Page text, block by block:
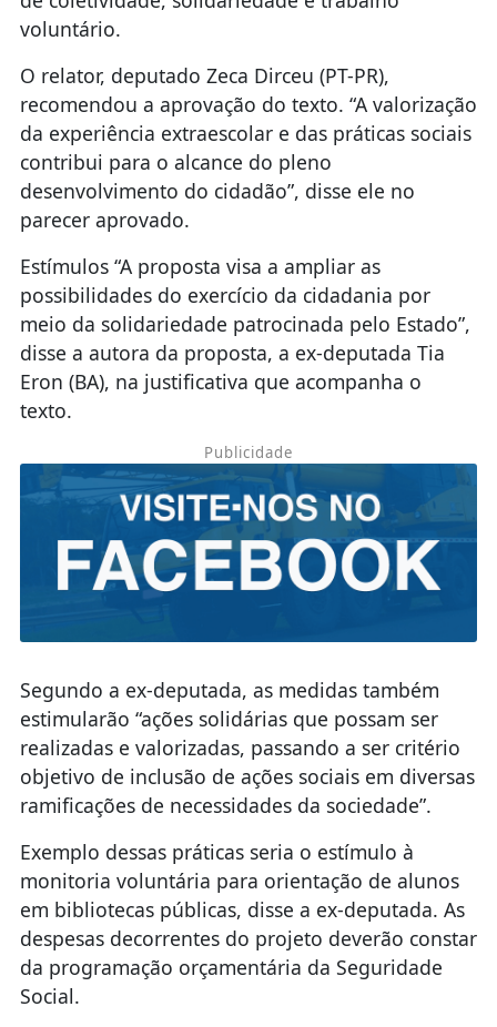
voluntário.
O relator, deputado Zeca Dirceu (PT-PR),
recomendou a aprovação do texto. “A valorização
da experiência extraescolar e das práticas sociais
contribui para o alcance do pleno
desenvolvimento do cidadão”, disse ele no
parecer aprovado.
Estímulos “A proposta visa a ampliar as
possibilidades do exercício da cidadania por
meio da solidariedade patrocinada pelo Estado”,
disse a autora da proposta, a ex-deputada Tia
Eron (BA), na justificativa que acompanha o
texto.
Publicidade
Segundo a ex-deputada, as medidas também
estimularão “ações solidárias que possam ser
realizadas e valorizadas, passando a ser critério
objetivo de inclusão de ações sociais em diversas
ramificações de necessidades da sociedade”.
Exemplo dessas práticas seria o estímulo à
monitoria voluntária para orientação de alunos
em bibliotecas públicas, disse a ex-deputada. As
despesas decorrentes do projeto deverão constar
da programação orçamentária da Seguridade
Social.